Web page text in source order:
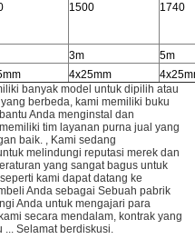
1500 1740
3m
5m
4x25mm
banyak model untuk dipilih atau
berbeda, kami memiliki buku
Anda menginstal dan
tim layanan purna jual yang
baik. , Kami sedang
melindungi reputasi merek dan
yang sangat bagus untuk
kami dapat datang ke
Anda sebagai Sebuah pabrik
Anda untuk mengajari para
secara mendalam, kontrak yang
... Selamat berdiskusi.